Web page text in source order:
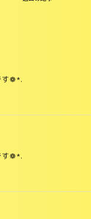
す❁*.
す❁*.